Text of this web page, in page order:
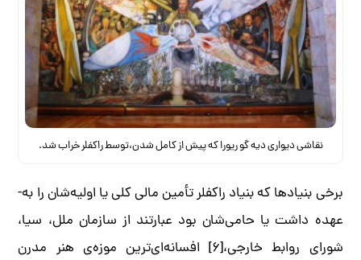
نقاشی دیواری دیه گو ریورا که پیش از کامل شدن،توسط راکفلر خراب شد.
برخی بنیادها که بنیاد راکفلر تأمین مالی کلی یا اولیه­‌شان را به­
عهده داشت یا حامی­‌شان بود عبارت­ند از سازمان ملل، سیا،
شورای روابط خارجی،[۶] افسانه‌­ای‌­ترین موزه‌­ی هنر مدرن